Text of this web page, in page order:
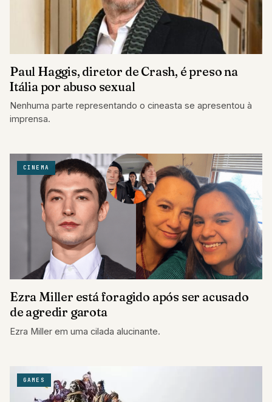
Paul Haggis, diretor de Crash, é preso na
Itália por abuso sexual
Nenhuma parte representando o cineasta se apresentou à
imprensa.
CINEMA
Ezra Miller está foragido após ser acusado
de agredir garota
Ezra Miller em uma cilada alucinante.
GAMES